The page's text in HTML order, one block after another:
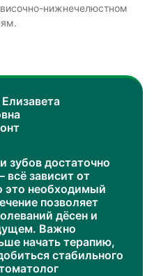
нижнечелюстном
зубов достаточно
зависит от
это необходимый
позволяет
дёсен и
Важно
начать терапию,
стабильного